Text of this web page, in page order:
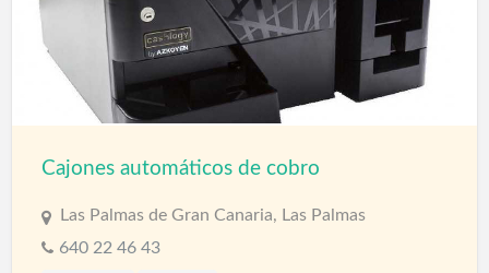
Cajones automáticos de cobro
Las Palmas de Gran Canaria, Las Palmas
640 22 46 43